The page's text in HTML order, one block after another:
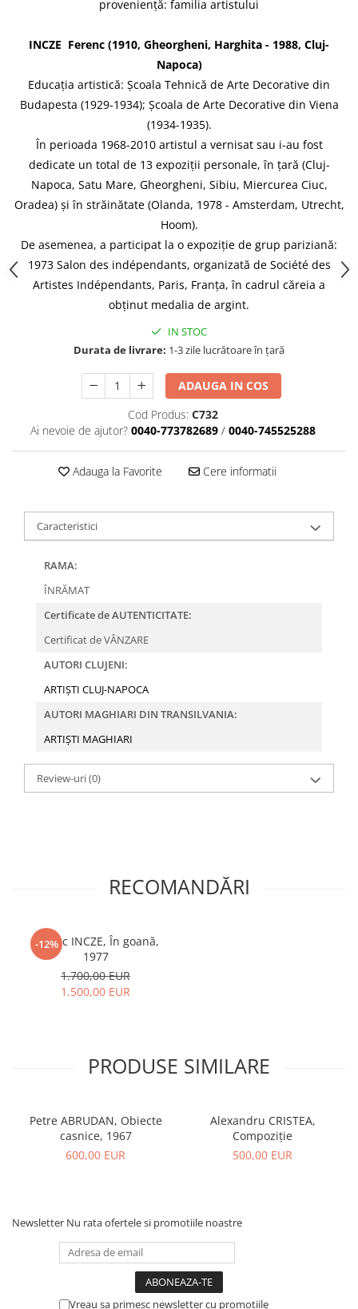
proveniență: familia artistului
INCZE Ferenc (1910, Gheorgheni, Harghita - 1988, Cluj-
Napoca)
Educația artistică: Școala Tehnică de Arte Decorative din
Budapesta (1929-1934); Școala de Arte Decorative din Viena
(1934-1935).
În perioada 1968-2010 artistul a vernisat sau i-au fost
dedicate un total de 13 expoziții personale, în țară (Cluj-
Napoca, Satu Mare, Gheorgheni, Sibiu, Miercurea Ciuc,
Oradea) și în străinătate (Olanda, 1978 - Amsterdam, Utrecht,
Hoom).
De asemenea, a participat la o expoziție de grup pariziană:
1973 Salon des indépendants, organizată de Société des
Artistes Indépendants, Paris, Franța, în cadrul căreia a
obținut medalia de argint.
IN STOC
Durata de livrare: 1-3 zile lucrătoare în țară
ADAUGA IN COS
Cod Produs: C732
Ai nevoie de ajutor? 0040-773782689 / 0040-745525288
Adauga la Favorite Cere informatii
Caracteristici
RAMA:
ÎNRĂMAT
Certificate de AUTENTICITATE:
Certificat de VÂNZARE
AUTORI CLUJENI:
ARTIȘTI CLUJ-NAPOCA
AUTORI MAGHIARI DIN TRANSILVANIA:
ARTIȘTI MAGHIARI
Review-uri(0)
RECOMANDĂRI
-12%
Ferenc INCZE, În goană,
1977
1.700,00 EUR
1.500,00 EUR
PRODUSE SIMILARE
Petre ABRUDAN, Obiecte
casnice, 1967
600,00 EUR
Alexandru CRISTEA,
Compoziție
500,00 EUR
Newsletter Nu rata ofertele si promotiile noastre
Vreau sa primesc newsletter cu promotiile